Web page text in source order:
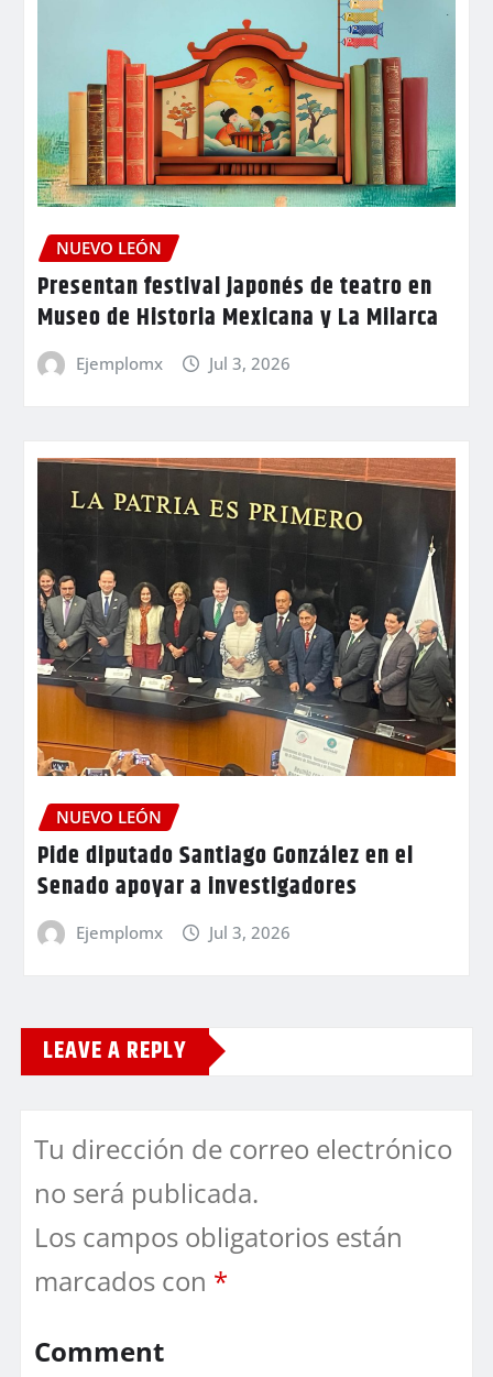
NUEVO LEÓN
Presentan festival japonés de teatro en
Museo de Historia Mexicana y La Milarca
Ejemplomx Jul 3, 2026
NUEVO LEÓN
Pide diputado Santiago González en el
Senado apoyar a investigadores
Ejemplomx Jul 3, 2026
LEAVE A REPLY
Tu dirección de correo electrónico
no será publicada.
Los campos obligatorios están
marcados con *
Comment